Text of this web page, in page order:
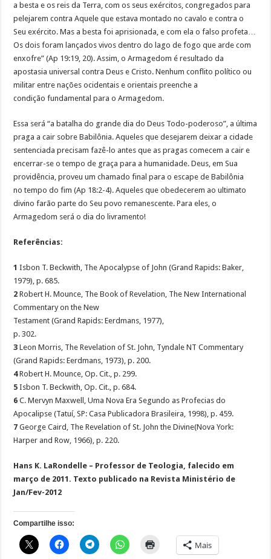
a besta e os reis da Terra, com os seus exércitos, congregados para
pelejarem contra Aquele que estava montado no cavalo e contra o
Seu exército. Mas a besta foi aprisionada, e com ela o falso profeta…
Os dois foram lançados vivos dentro do lago de fogo que arde com
enxofre” (Ap 19:19, 20). Assim, o Armagedom é resultado da
apostasia universal contra Deus e Cristo. Nenhum conflito político ou
militar entre nações ocidentais e orientais preenche a
condição fundamental para o Armagedom.
Essa será “a batalha do grande dia do Deus Todo-poderoso”, a última
praga a cair sobre Babilônia. Aqueles que desejarem deixar a cidade
sentenciada precisam fazê-lo antes que as pragas comecem a cair e
encerrar-se o tempo de graça para a humanidade. Deus, em Sua
providência, proveu um chamado final para o escape de Babilônia
no tempo do fim (Ap 18:2-4). Aqueles que obedecerem ao ultimato
divino farão parte do Seu povo remanescente. Para eles, o
Armagedom será o dia do livramento!
Referências:
1Isbon T. Beckwith, The Apocalypse of John (Grand Rapids: Baker,
1979), p. 685.
2Robert H. Mounce, The Book of Revelation, The New International
Commentary on the New
Testament (Grand Rapids: Eerdmans, 1977),
p. 302.
3Leon Morris, The Revelation of St. John, Tyndale NT Commentary
(Grand Rapids: Eerdmans, 1973), p. 200.
4Robert H. Mounce, Op. Cit., p. 299.
5Isbon T. Beckwith, Op. Cit., p. 684.
6C. Mervyn Maxwell, Uma Nova Era Segundo as Profecias do
Apocalipse (Tatuí, SP: Casa Publicadora Brasileira, 1998), p. 459.
7George Caird, The Revelation of St. John the Divine(Nova York:
Harper and Row, 1966), p. 220.
Hans K. LaRondelle – Professor de Teologia, falecido em
março de 2011. Texto publicado na Revista Ministério de
Jan/Fev-2012
Compartilhe isso:
Mais